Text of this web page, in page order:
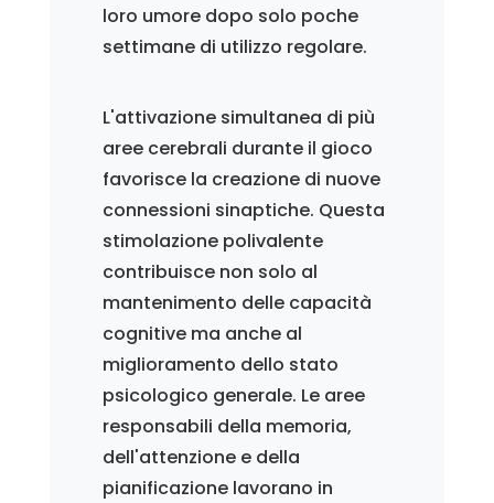
loro umore dopo solo poche
settimane di utilizzo regolare.
L'attivazione simultanea di più
aree cerebrali durante il gioco
favorisce la creazione di nuove
connessioni sinaptiche. Questa
stimolazione polivalente
contribuisce non solo al
mantenimento delle capacità
cognitive ma anche al
miglioramento dello stato
psicologico generale. Le aree
responsabili della memoria,
dell'attenzione e della
pianificazione lavorano in